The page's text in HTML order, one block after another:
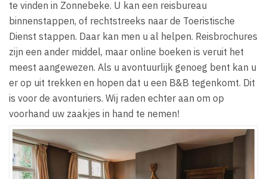
te vinden in Zonnebeke. U kan een reisbureau
binnenstappen, of rechtstreeks naar de Toeristische
Dienst stappen. Daar kan men u al helpen. Reisbrochures
zijn een ander middel, maar online boeken is veruit het
meest aangewezen. Als u avontuurlijk genoeg bent kan u
er op uit trekken en hopen dat u een B&B tegenkomt. Dit
is voor de avonturiers. Wij raden echter aan om op
voorhand uw zaakjes in hand te nemen!